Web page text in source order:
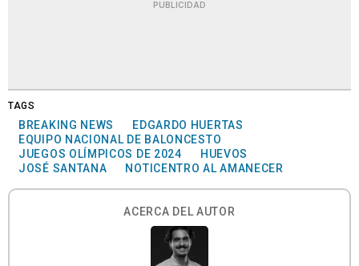
PUBLICIDAD
TAGS
BREAKING NEWS
EDGARDO HUERTAS
EQUIPO NACIONAL DE BALONCESTO
JUEGOS OLÍMPICOS DE 2024
HUEVOS
JOSÉ SANTANA
NOTICENTRO AL AMANECER
ACERCA DEL AUTOR